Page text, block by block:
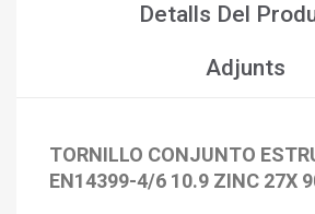
Detalls Del
Adjunts
TORNILLO CONJUNTO
EN14399-4/6 10.9 ZINC 27X